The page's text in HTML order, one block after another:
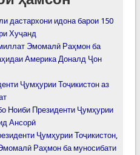
дастархони идона барои 150
Хуҷанд
Эмомалӣ Раҳмон ба
Америка Доналд Ҷон
Ҷумҳурии Тоҷикистон аз
Ноиби Президенти Ҷумҳурии
Ансорӣ
Ҷумҳурии Тоҷикистон,
Раҳмон ба муносибати